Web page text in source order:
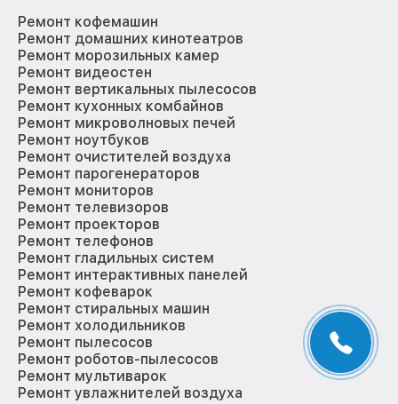
Ремонт кофемашин
Ремонт домашних кинотеатров
Ремонт морозильных камер
Ремонт видеостен
Ремонт вертикальных пылесосов
Ремонт кухонных комбайнов
Ремонт микроволновых печей
Ремонт ноутбуков
Ремонт очистителей воздуха
Ремонт парогенераторов
Ремонт мониторов
Ремонт телевизоров
Ремонт проекторов
Ремонт телефонов
Ремонт гладильных систем
Ремонт интерактивных панелей
Ремонт кофеварок
Ремонт стиральных машин
Ремонт холодильников
Ремонт пылесосов
Ремонт роботов-пылесосов
Ремонт мультиварок
Ремонт увлажнителей воздуха